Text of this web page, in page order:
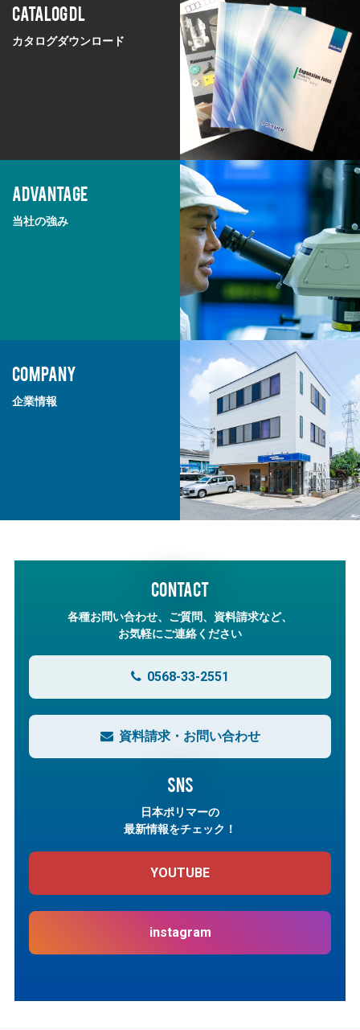
CATALOG DL
カタログダウンロード
ADVANTAGE
当社の強み
COMPANY
企業情報
CONTACT
各種お問い合わせ、ご質問、資料請求など、
お気軽にご連絡ください
0568-33-2551
資料請求・お問い合わせ
SNS
日本ポリマーの
最新情報をチェック！
YOUTUBE
instagram